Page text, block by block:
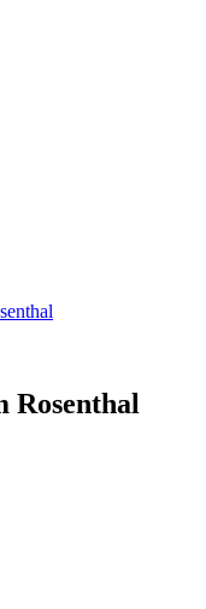
Rosenthal